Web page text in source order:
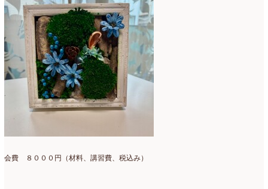
会費 ８０００円（材料、講習費、税込み）